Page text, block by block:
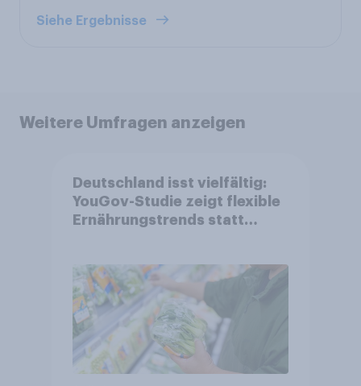
Siehe Ergebnisse
Weitere Umfragen anzeigen
Deutschland isst vielfältig:
YouGov-Studie zeigt flexible
Ernährungstrends statt